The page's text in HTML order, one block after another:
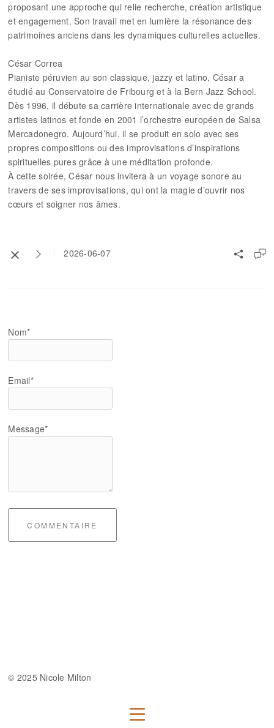
proposant une approche qui relie recherche, création artistique
et engagement. Son travail met en lumière la résonance des
patrimoines anciens dans les dynamiques culturelles actuelles.
César Correa
Pianiste péruvien au son classique, jazzy et latino, César a
étudié au Conservatoire de Fribourg et à la Bern Jazz School.
Dès 1996, il débute sa carrière internationale avec de grands
artistes latinos et fonde en 2001 l’orchestre européen de Salsa
Mercadonegro. Aujourd’hui, il se produit en solo avec ses
propres compositions ou des improvisations d’inspirations
spirituelles pures grâce à une méditation profonde.
À cette soirée, César nous invitera à un voyage sonore au
travers de ses improvisations, qui ont la magie d’ouvrir nos
cœurs et soigner nos âmes.
2026-06-07
Nom*
Email*
Message*
COMMENTAIRE
© 2025 Nicole Milton